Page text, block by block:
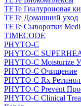
TETe Гиалуроновая
TETe Домашний уход
TETe Сыворотки
TIMECODE
PHYTO-C
PHYTO-C
PHYTO-C Moisturize
PHYTO-C Очищение
PHYTO-C Rx
PHYTO-C Prevent
PHYTO-C Clinical